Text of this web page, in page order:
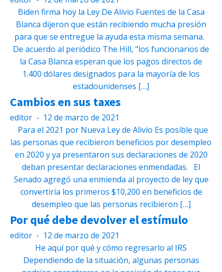
Biden firma hoy la Ley De Alivio Fuentes de la Casa
Blanca dijeron que están recibiendo mucha presión
para que se entregue la ayuda esta misma semana.
De acuerdo al periódico The Hill, “los funcionarios de
la Casa Blanca esperan que los pagos directos de
1.400 dólares designados para la mayoría de los
estadounidenses […]
Cambios en sus taxes
editor - 12 de marzo de 2021
Para el 2021 por Nueva Ley de Alivio Es posible que
las personas que recibieron beneficios por desempleo
en 2020 y ya presentaron sus declaraciones de 2020
deban presentar declaraciones enmendadas. El
Senado agregó una enmienda al proyecto de ley que
convertiría los primeros $10,200 en beneficios de
desempleo que las personas recibieron […]
Por qué debe devolver el estímulo
editor - 12 de marzo de 2021
He aquí por qué y cómo regresarlo al IRS
Dependiendo de la situación, algunas personas